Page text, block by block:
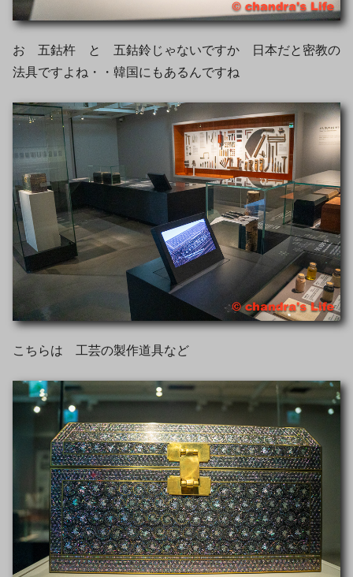
お 五鈷杵 と 五鈷鈴じゃないですか 日本だと密教の
法具ですよね・・韓国にもあるんですね
こちらは 工芸の製作道具など